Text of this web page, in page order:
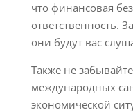
что финансовая
ответственность.
они будут вас
Также не
международных
экономической